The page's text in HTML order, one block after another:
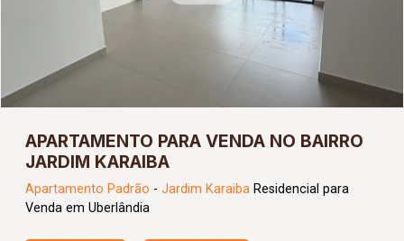
APARTAMENTO PARA VENDA NO BAIRRO
JARDIM KARAIBA
Apartamento Padrão - Jardim Karaiba Residencial para
Venda em Uberlândia